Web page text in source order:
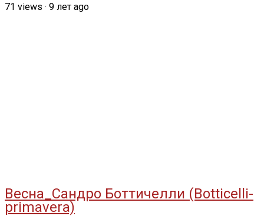
71 views · 9 лет ago
Весна_Сандро Боттичелли (Botticelli-
primavera)